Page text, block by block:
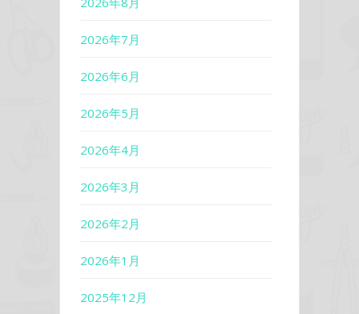
2026年7月
2026年6月
2026年5月
2026年4月
2026年3月
2026年2月
2026年1月
2025年12月